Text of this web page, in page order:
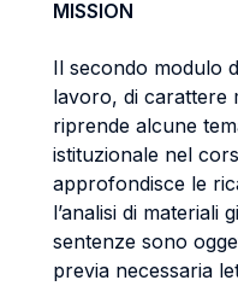
MISSION
Il secondo modulo
lavoro, di carattere
riprende alcune
istituzionale nel
approfondisce le
l’analisi di materiali
sentenze sono
previa necessaria